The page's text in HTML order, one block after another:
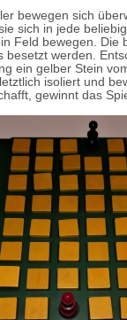
bewegen sich
sich in jede
Feld bewegen. Die
besetzt werden.
ein gelber Stein
isoliert und
gewinnt das